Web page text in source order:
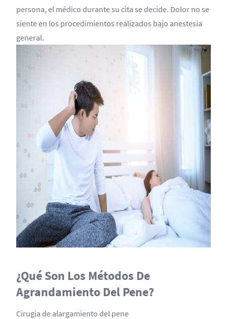
persona, el médico durante su cita se decide. Dolor no se
siente en los procedimientos realizados bajo anestesia
general.
¿Qué Son Los Métodos De
Agrandamiento Del Pene?
Cirugia de alargamiento del pene